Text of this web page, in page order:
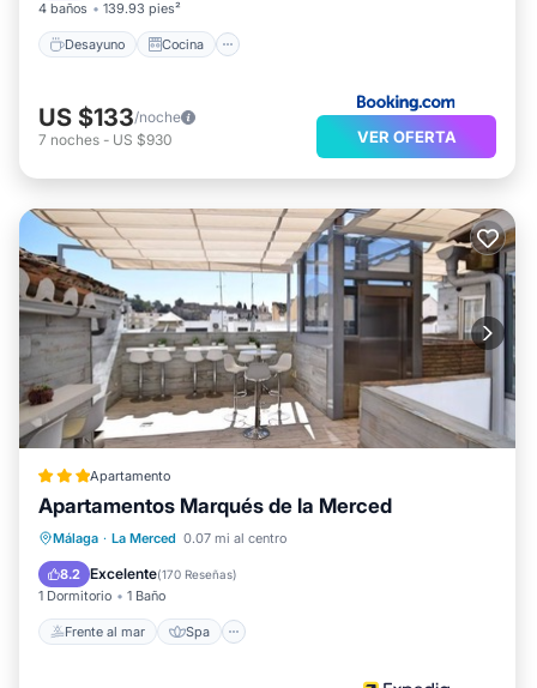
4 baños 139.93 pies²
Desayuno Cocina
US $133/noche
7 noches - US $930 VER OFERTA
Apartamento
Apartamentos Marqués de la Merced
Málaga · La Merced 0.07 mi al centro
8.2 Excelente(170 Reseñas)
1 Dormitorio 1 Baño
Frente al mar Spa
Frente al mar Spa
Balcón/Terraza